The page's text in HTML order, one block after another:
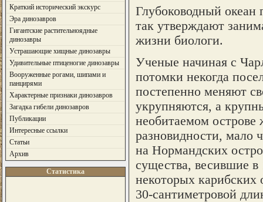
Краткий исторический экскурс
Эра динозавров
Гигантские растительноядные
динозавры
Устрашающие хищные динозавры
Удивительные птиценогие динозавры
Вооруженные рогами, шипами и
панцирями
Характерные признаки динозавров
Загадка гибели динозавров
Публикации
Интересные ссылки
Статьи
Архив
Статистика
Глубоководный
так утверждают
жизни биологи.
Ученые начиная с
потомки некогда
постепенно меняют
укрупняются, а
необитаемом острове
разновидности,
на Нормандских
существа, весившие
некоторых
30-сантиметровой